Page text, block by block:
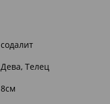
содалит
Дева, Телец
8см